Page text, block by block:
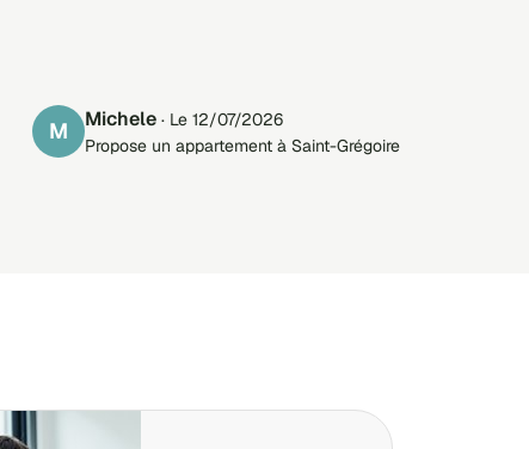
M Michele · Le 12/07/2026
Propose un appartement à Saint-Grégoire